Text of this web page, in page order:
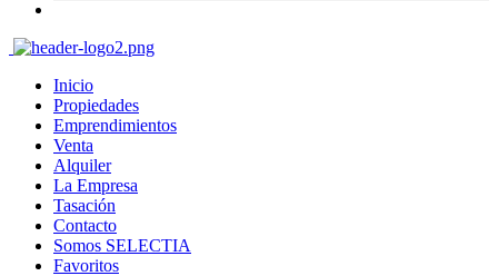
Inicio
Propiedades
Emprendimientos
Venta
Alquiler
La Empresa
Tasación
Contacto
Somos SELECTIA
Favoritos